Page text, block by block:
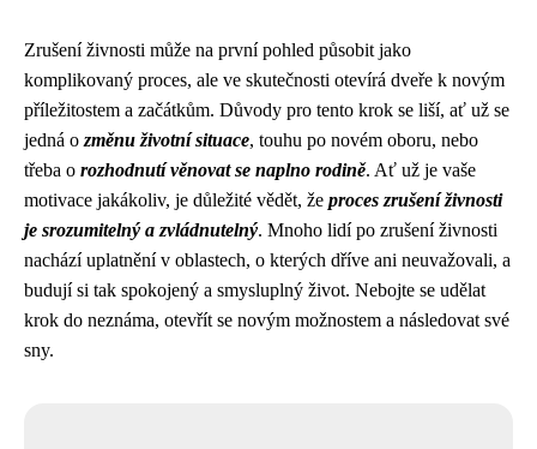
Zrušení živnosti může na první pohled působit jako
komplikovaný proces, ale ve skutečnosti otevírá dveře k novým
příležitostem a začátkům. Důvody pro tento krok se liší, ať už se
jedná o změnu životní situace, touhu po novém oboru, nebo
třeba o rozhodnutí věnovat se naplno rodině. Ať už je vaše
motivace jakákoliv, je důležité vědět, že proces zrušení živnosti
je srozumitelný a zvládnutelný. Mnoho lidí po zrušení živnosti
nachází uplatnění v oblastech, o kterých dříve ani neuvažovali, a
budují si tak spokojený a smysluplný život. Nebojte se udělat
krok do neznáma, otevřít se novým možnostem a následovat své
sny.